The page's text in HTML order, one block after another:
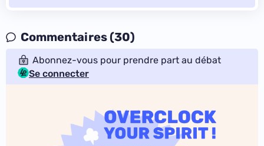
Commentaires (30)
Abonnez-vous pour prendre part au débat
Se connecter